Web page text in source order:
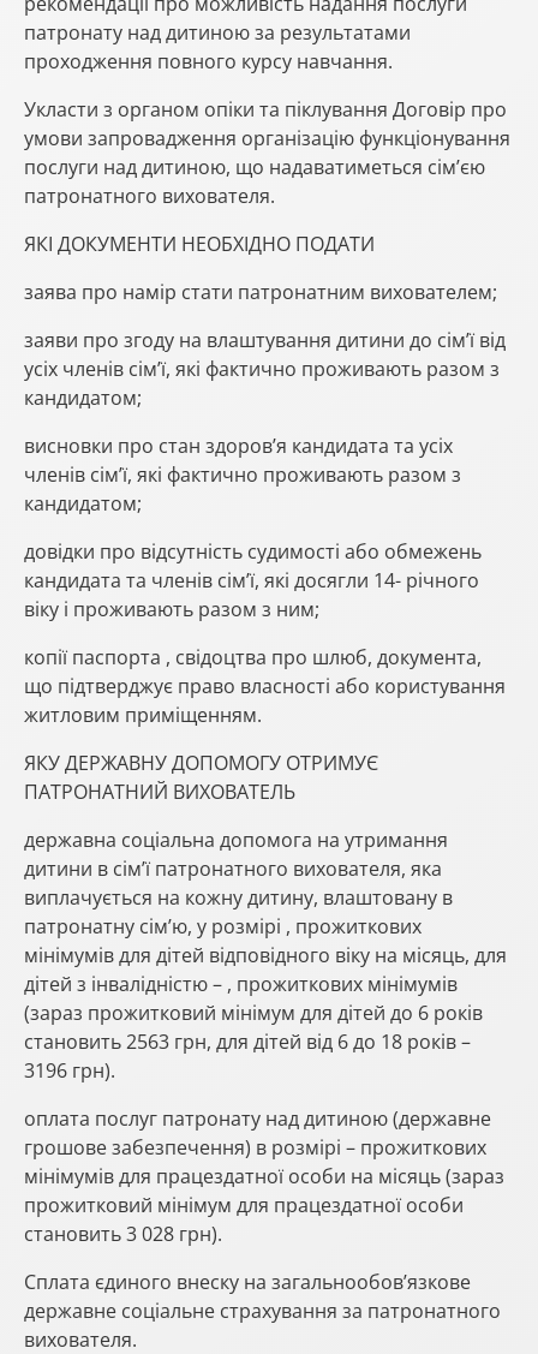
патронату над дитиною за результатами
проходження повного курсу навчання.
Укласти з органом опіки та піклування Договір про
умови запровадження організацію функціонування
послуги над дитиною, що надаватиметься сім’єю
патронатного вихователя.
ЯКІ ДОКУМЕНТИ НЕОБХІДНО ПОДАТИ
заява про намір стати патронатним вихователем;
заяви про згоду на влаштування дитини до сім’ї від
усіх членів сім’ї, які фактично проживають разом з
кандидатом;
висновки про стан здоров’я кандидата та усіх
членів сім’ї, які фактично проживають разом з
кандидатом;
довідки про відсутність судимості або обмежень
кандидата та членів сім’ї, які досягли 14- річного
віку і проживають разом з ним;
копії паспорта , свідоцтва про шлюб, документа,
що підтверджує право власності або користування
житловим приміщенням.
ЯКУ ДЕРЖАВНУ ДОПОМОГУ ОТРИМУЄ
ПАТРОНАТНИЙ ВИХОВАТЕЛЬ
державна соціальна допомога на утримання
дитини в сім’ї патронатного вихователя, яка
виплачується на кожну дитину, влаштовану в
патронатну сім’ю, у розмірі , прожиткових
мінімумів для дітей відповідного віку на місяць, для
дітей з інвалідністю – , прожиткових мінімумів
(зараз прожитковий мінімум для дітей до 6 років
становить 2563 грн, для дітей від 6 до 18 років –
3196 грн).
оплата послуг патронату над дитиною (державне
грошове забезпечення) в розмірі – прожиткових
мінімумів для працездатної особи на місяць (зараз
прожитковий мінімум для працездатної особи
становить 3 028 грн).
Сплата єдиного внеску на загальнообов’язкове
державне соціальне страхування за патронатного
вихователя.